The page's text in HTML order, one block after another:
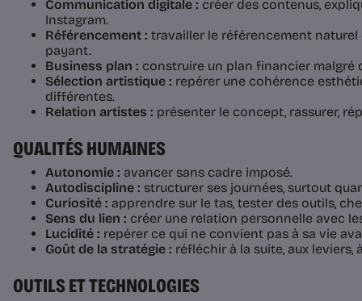
Communication digitale : créer des contenus,
Instagram.
Référencement : travailler le référencement
payant.
Business plan : construire un plan financier malgré
Sélection artistique : repérer une cohérence
différentes.
Relation artistes : présenter le concept, rassurer,
QUALITÉS HUMAINES
Autonomie : avancer sans cadre imposé.
Autodiscipline : structurer ses journées, surtout
Curiosité : apprendre sur le tas, tester des outils,
Sens du lien : créer une relation personnelle avec
Lucidité : repérer ce qui ne convient pas à sa vie
Goût de la stratégie : réfléchir à la suite, aux leviers,
OUTILS ET TECHNOLOGIES